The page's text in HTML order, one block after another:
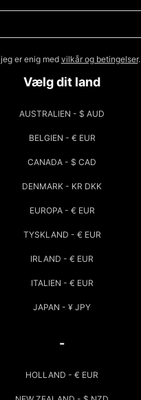
jeg er enig med vilkår og betingelser.
Vælg dit land
AUSTRALIEN - $ AUD
BELGIEN - € EUR
CANADA - $ CAD
DENMARK - KR DKK
EUROPA - € EUR
TYSKLAND - € EUR
IRLAND - € EUR
ITALIEN - € EUR
JAPAN - ¥ JPY
-
HOLLAND - € EUR